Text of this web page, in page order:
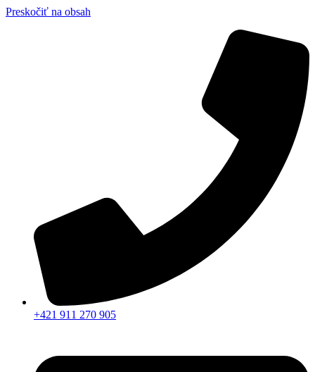
Preskočiť na obsah
+421 911 270 905